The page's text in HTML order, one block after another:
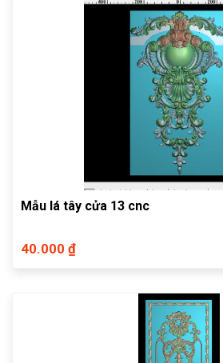
Mẫu lá tây cửa 13 cnc
40.000 ₫